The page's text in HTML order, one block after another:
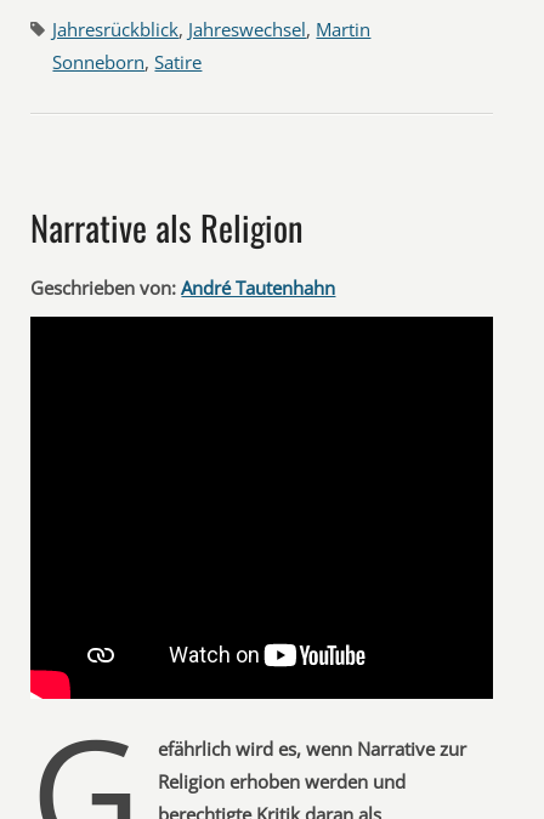
Jahresrückblick, Jahreswechsel, Martin
Sonneborn,Satire
Narrative als Religion
Geschrieben von: André Tautenhahn
efährlich wird es, wenn Narrative zur
Religion erhoben werden und
berechtigte Kritik daran als